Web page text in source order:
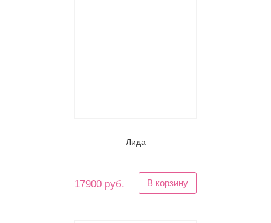
Лида
17900 руб. В корзину